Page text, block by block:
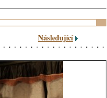
Následující